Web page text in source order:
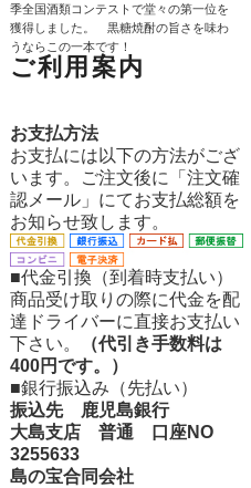
季全国酒類コンテストで堂々の第一位を
獲得しました。 黒糖焼酎の旨さを味わ
うならこの一本です！
ご利用案内
お支払方法
お支払には以下の方法がござ
います。ご注文後に「注文確
認メール」にてお支払総額を
お知らせ致します。
■代金引換（到着時支払い）
商品受け取りの際に代金を配
達ドライバーに直接お支払い
下さい。
（代引き手数料は
400円です。）
■銀行振込み（先払い）
振込先 鹿児島銀行
大島支店 普通 口座NO
3255633
島の宝合同会社